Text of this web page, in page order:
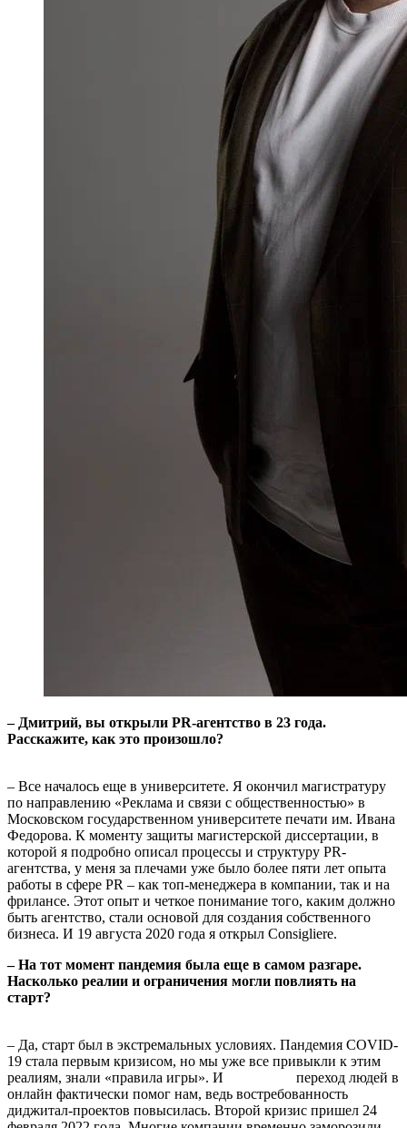
– Дмитрий, вы открыли PR-агентство в 23 года.
Расскажите, как это произошло?
– Все началось еще в университете. Я окончил магистратуру
по направлению «Реклама и связи с общественностью» в
Московском государственном университете печати им. Ивана
Федорова. К моменту защиты магистерской диссертации, в
которой я подробно описал процессы и структуру PR-
агентства, у меня за плечами уже было более пяти лет опыта
работы в сфере PR – как топ-менеджера в компании, так и на
фрилансе. Этот опыт и четкое понимание того, каким должно
быть агентство, стали основой для создания собственного
бизнеса. И 19 августа 2020 года я открыл Consigliere.
– На тот момент пандемия была еще в самом разгаре.
Насколько реалии и ограничения могли повлиять на
старт?
– Да, старт был в экстремальных условиях. Пандемия COVID-
19 стала первым кризисом, но мы уже все привыкли к этим
реалиям, знали «правила игры». И переход людей в
онлайн фактически помог нам, ведь востребованность
диджитал-проектов повысилась. Второй кризис пришел 24